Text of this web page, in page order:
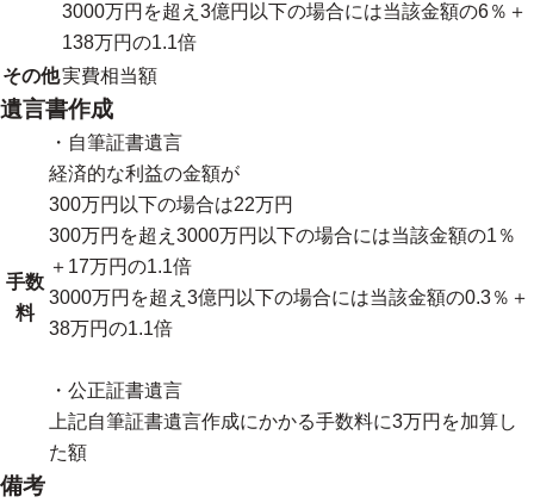
3000万円を超え3億円以下の場合には当該金額の6％＋
138万円の1.1倍
その他実費相当額
遺言書作成
手数
料
・自筆証書遺言
経済的な利益の金額が
300万円以下の場合は22万円
300万円を超え3000万円以下の場合には当該金額の1％
＋17万円の1.1倍
3000万円を超え3億円以下の場合には当該金額の0.3％＋
38万円の1.1倍
・公正証書遺言
上記自筆証書遺言作成にかかる手数料に3万円を加算し
た額
備考